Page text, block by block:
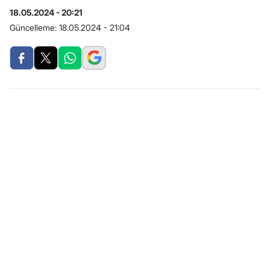
18.05.2024 - 20:21
Güncelleme: 18.05.2024 - 21:04